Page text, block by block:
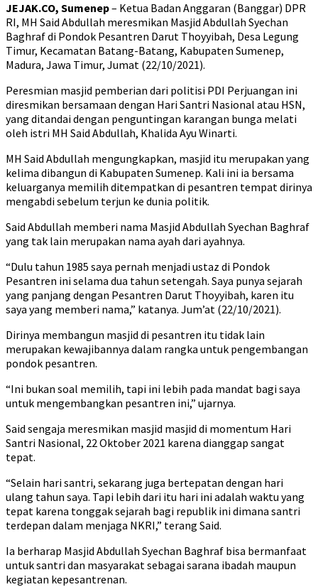
JEJAK.CO, Sumenep– Ketua Badan Anggaran (Banggar) DPR
RI, MH Said Abdullah meresmikan Masjid Abdullah Syechan
Baghraf di Pondok Pesantren Darut Thoyyibah, Desa Legung
Timur, Kecamatan Batang-Batang, Kabupaten Sumenep,
Madura, Jawa Timur, Jumat (22/10/2021).
Peresmian masjid pemberian dari politisi PDI Perjuangan ini
diresmikan bersamaan dengan Hari Santri Nasional atau HSN,
yang ditandai dengan penguntingan karangan bunga melati
oleh istri MH Said Abdullah, Khalida Ayu Winarti.
MH Said Abdullah mengungkapkan, masjid itu merupakan yang
kelima dibangun di Kabupaten Sumenep. Kali ini ia bersama
keluarganya memilih ditempatkan di pesantren tempat dirinya
mengabdi sebelum terjun ke dunia politik.
Said Abdullah memberi nama Masjid Abdullah Syechan Baghraf
yang tak lain merupakan nama ayah dari ayahnya.
“Dulu tahun 1985 saya pernah menjadi ustaz di Pondok
Pesantren ini selama dua tahun setengah. Saya punya sejarah
yang panjang dengan Pesantren Darut Thoyyibah, karen itu
saya yang memberi nama,” katanya. Jum’at (22/10/2021).
Dirinya membangun masjid di pesantren itu tidak lain
merupakan kewajibannya dalam rangka untuk pengembangan
pondok pesantren.
“Ini bukan soal memilih, tapi ini lebih pada mandat bagi saya
untuk mengembangkan pesantren ini,” ujarnya.
Said sengaja meresmikan masjid masjid di momentum Hari
Santri Nasional, 22 Oktober 2021 karena dianggap sangat
tepat.
“Selain hari santri, sekarang juga bertepatan dengan hari
ulang tahun saya. Tapi lebih dari itu hari ini adalah waktu yang
tepat karena tonggak sejarah bagi republik ini dimana santri
terdepan dalam menjaga NKRI,” terang Said.
Ia berharap Masjid Abdullah Syechan Baghraf bisa bermanfaat
untuk santri dan masyarakat sebagai sarana ibadah maupun
kegiatan kepesantrenan.